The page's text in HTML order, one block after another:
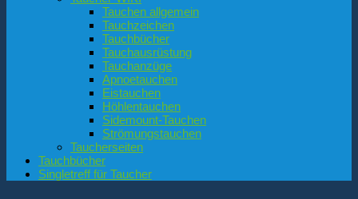
Tauchen allgemein
Tauchzeichen
Tauchbücher
Tauchausrüstung
Tauchanzüge
Apnoetauchen
Eistauchen
Höhlentauchen
Sidemount-Tauchen
Strömungstauchen
Taucherseiten
Tauchbücher
Singletreff für Taucher